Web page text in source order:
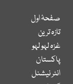
صفحۂ اول
تازہ ترین
غزہ لہو لہو
پاکستان
انٹر نیشنل